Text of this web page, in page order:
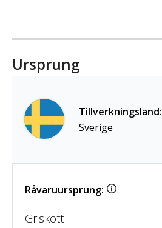
Ursprung
Tillverkningsland:
Sverige
Råvaruursprung:
Griskött